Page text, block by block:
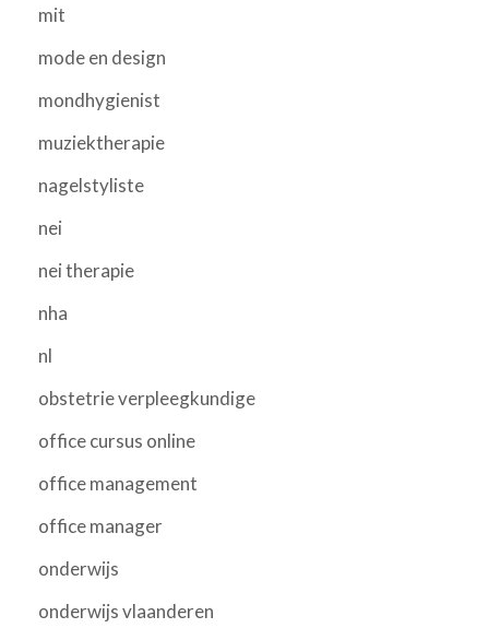
mit
mode en design
mondhygienist
muziektherapie
nagelstyliste
nei
nei therapie
nha
nl
obstetrie verpleegkundige
office cursus online
office management
office manager
onderwijs
onderwijs vlaanderen